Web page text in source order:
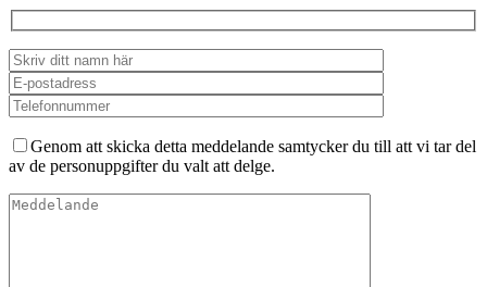
Genom att skicka detta meddelande samtycker du till att vi tar del
av de personuppgifter du valt att delge.